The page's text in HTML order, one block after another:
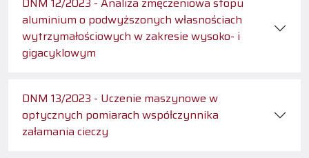
aluminium o podwyższonych własnościach
wytrzymałościowych w zakresie wysoko- i
gigacyklowym
DNM 13/2023 - Uczenie maszynowe w
optycznych pomiarach współczynnika
załamania cieczy